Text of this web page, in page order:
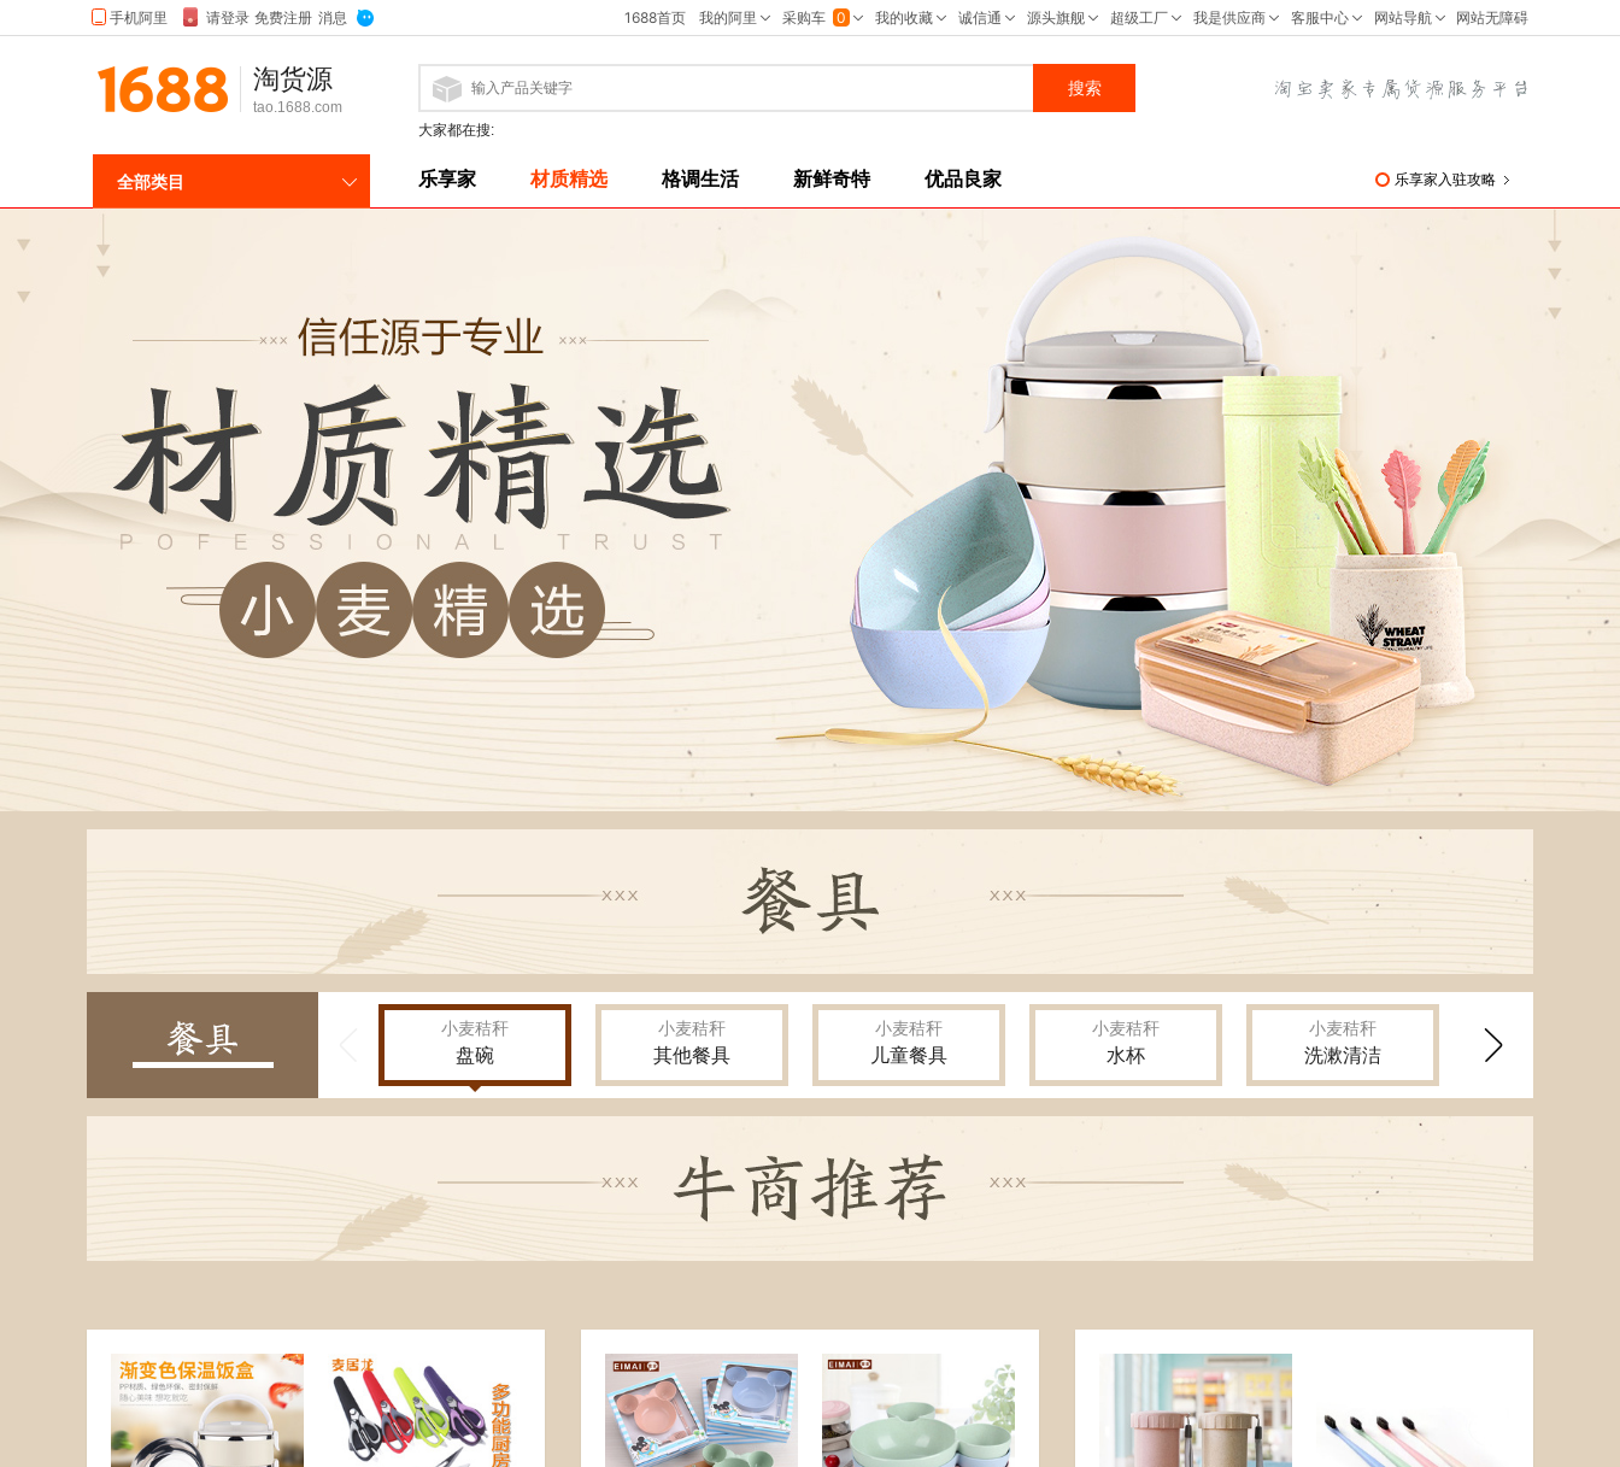
淘货源
tao.1688.com
大家都在搜:
全部类目 乐享家 材质精选 格调生活 新鲜奇特 优品良家 乐享家入驻攻略
小麦秸秆
盘碗
小麦秸秆
其他餐具
小麦秸秆
儿童餐具
小麦秸秆
水杯
小麦秸秆
洗漱清洁 